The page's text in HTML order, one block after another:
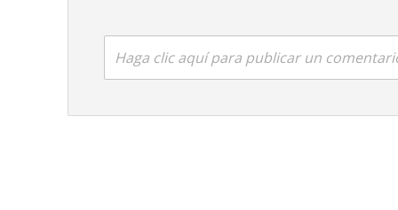
Haga clic aquí para publicar un